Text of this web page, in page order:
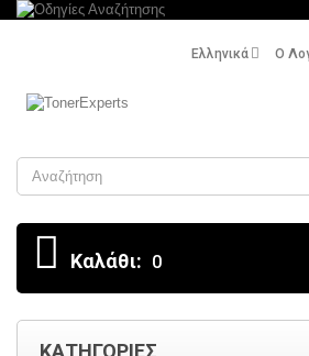
Ο
Ελληνικά
Search
Καλάθι: 0
ΚΑΤΗΓΟΡΊΕΣ